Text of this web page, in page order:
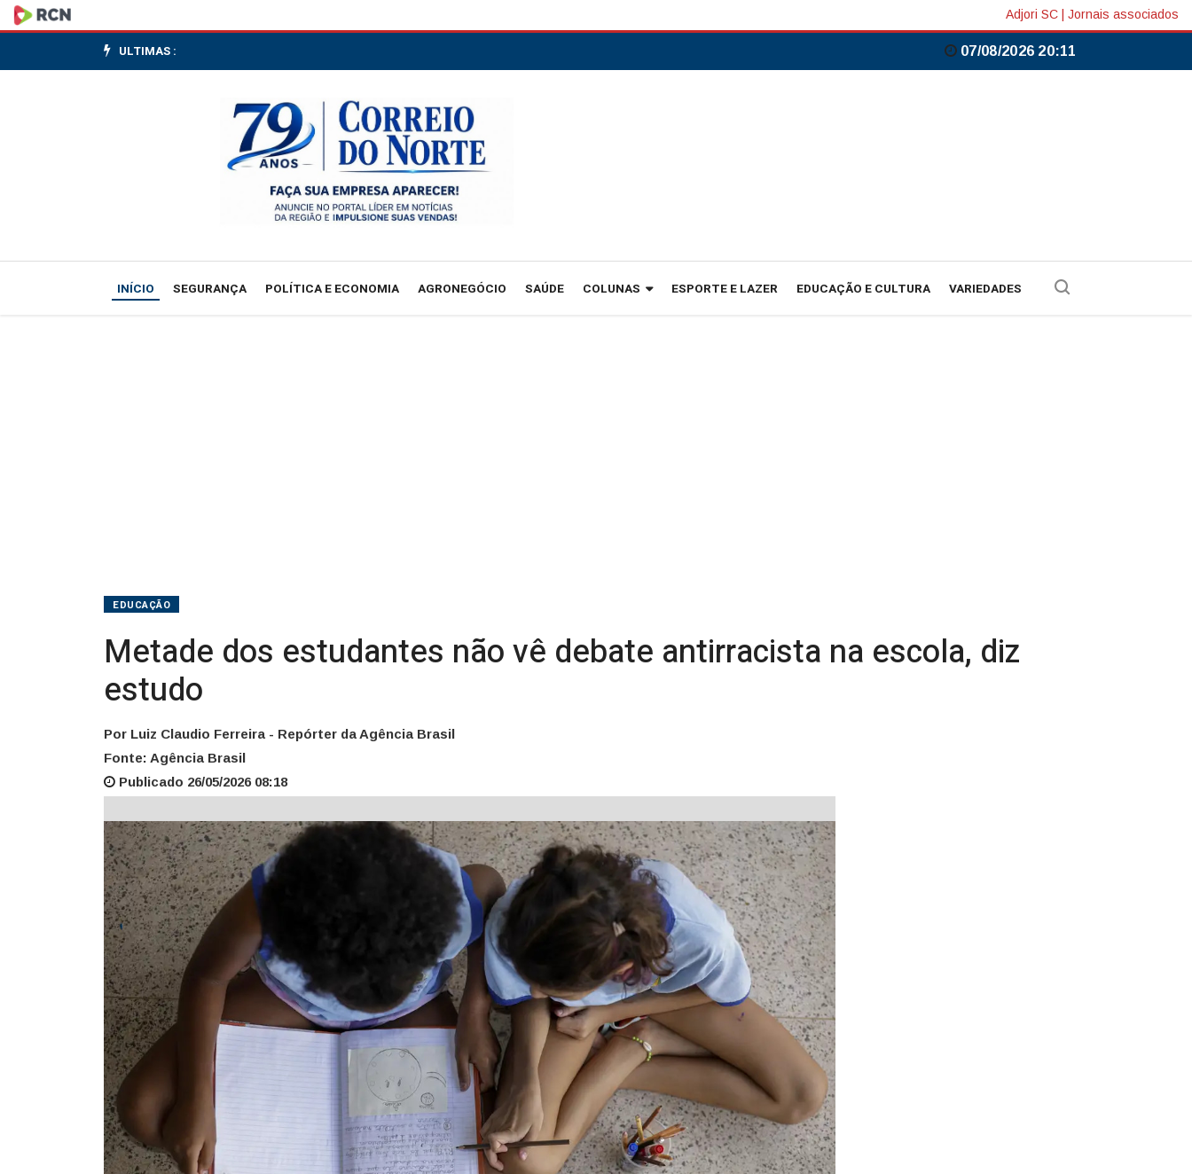
Metade
dos
antirracista
Adjori SC Jornais associados
ULTIMAS : 07/08/2026 20:11
INÍCIO SEGURANÇA POLÍTICA E ECONOMIA AGRONEGÓCIO SAÚDE COLUNAS ESPORTE E LAZER EDUCAÇÃO E CULTURA VARIEDADES
EDUCAÇÃO
Metade dos estudantes não vê debate antirracista na escola, diz
estudo
Por Luiz Claudio Ferreira - Repórter da Agência Brasil
Fonte: Agência Brasil
Publicado 26/05/2026 08:18